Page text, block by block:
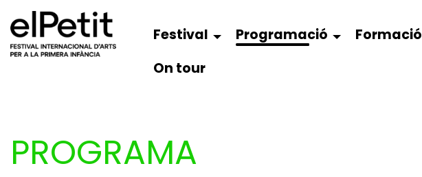
Festival Programació Formació
On tour
PROGRAMA